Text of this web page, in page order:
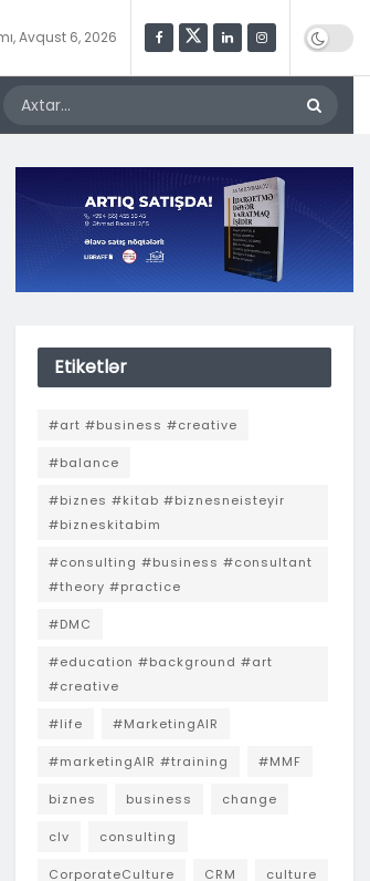
Avqust 6, 2026
Etiketlər
#art #business #creative
#balance
#biznes #kitab #biznesneisteyir
#bizneskitabim
#consulting #business #consultant
#theory #practice
#DMC
#education #background #art
#creative
#life #MarketingAIR
#marketingAIR #training #MMF
biznes business change
clv consulting
CorporateCulture CRM culture